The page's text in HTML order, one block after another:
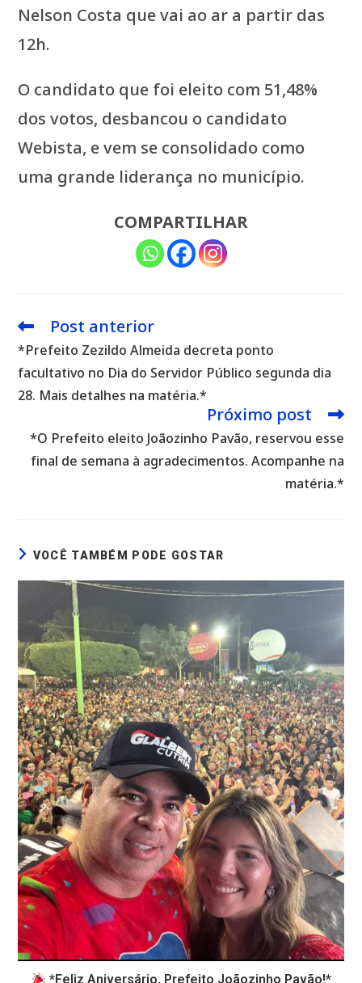
Nelson Costa que vai ao ar a partir das
12h.
O candidato que foi eleito com 51,48%
dos votos, desbancou o candidato
Webista, e vem se consolidado como
uma grande liderança no município.
COMPARTILHAR
Leia
artigos
Post anterior
*Prefeito Zezildo Almeida decreta ponto
facultativo no Dia do Servidor Público segunda dia
28. Mais detalhes na matéria.*
Próximo post
*O Prefeito eleito Joãozinho Pavão, reservou esse
final de semana à agradecimentos. Acompanhe na
matéria.*
VOCÊ TAMBÉM PODE GOSTAR
*Feliz Aniversário, Prefeito Joãozinho Pavão!*